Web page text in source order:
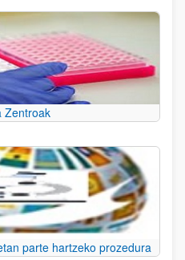
Zentroak
parte hartzeko prozedura